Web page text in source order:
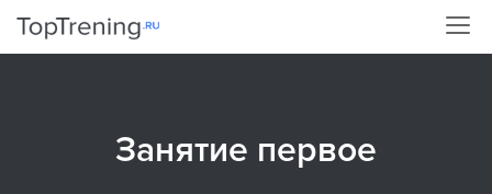
Занятие первое